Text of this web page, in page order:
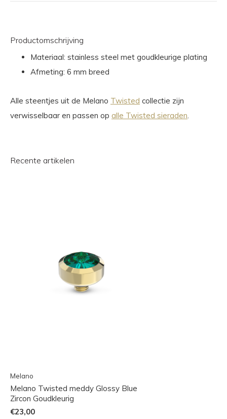
Productomschrijving
Materiaal: stainless steel met goudkleurige plating
Afmeting: 6 mm breed
Alle steentjes uit de Melano Twisted collectie zijn
verwisselbaar en passen op alle Twisted sieraden
Recente artikelen
Melano
Melano Twisted meddy Glossy Blue
Zircon Goudkleurig
€23,00